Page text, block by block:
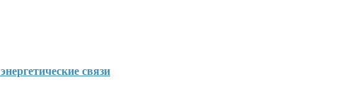
связи